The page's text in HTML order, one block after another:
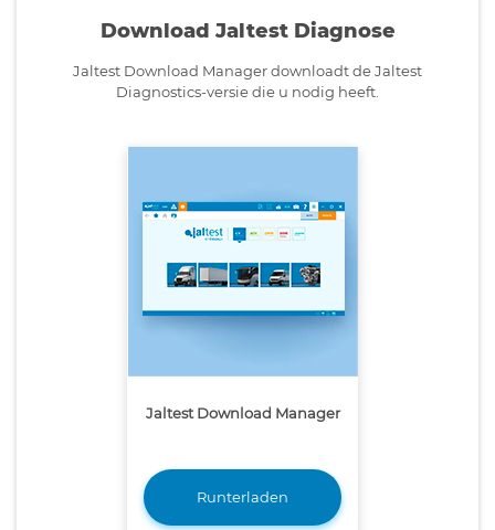
Download Jaltest Diagnose
Jaltest Download Manager downloadt de Jaltest
Diagnostics-versie die u nodig heeft.
Jaltest Download Manager
Runterladen